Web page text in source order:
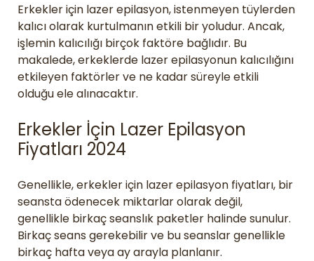
Erkekler için lazer epilasyon, istenmeyen tüylerden
kalıcı olarak kurtulmanın etkili bir yoludur. Ancak,
işlemin kalıcılığı birçok faktöre bağlıdır. Bu
makalede, erkeklerde lazer epilasyonun kalıcılığını
etkileyen faktörler ve ne kadar süreyle etkili
olduğu ele alınacaktır.
Erkekler İçin Lazer Epilasyon
Fiyatları 2024
Genellikle, erkekler için lazer epilasyon fiyatları, bir
seansta ödenecek miktarlar olarak değil,
genellikle birkaç seanslık paketler halinde sunulur.
Birkaç seans gerekebilir ve bu seanslar genellikle
birkaç hafta veya ay arayla planlanır.